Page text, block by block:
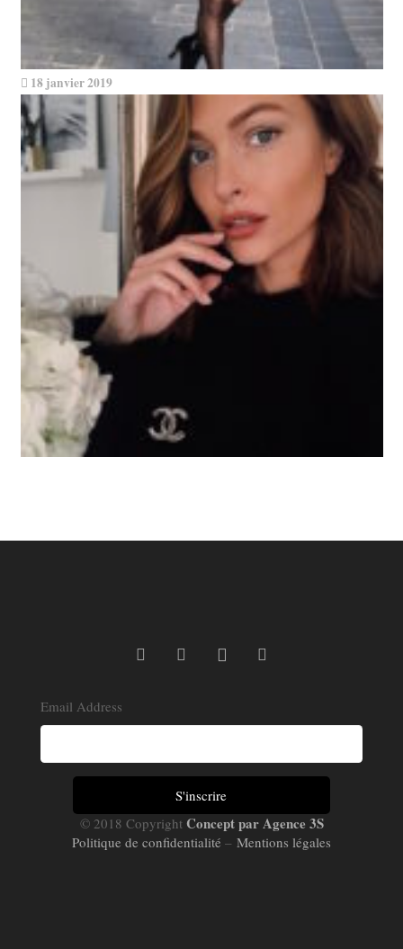
18 janvier 2019
Email Address
© 2018 Copyright Concept par Agence 3S
Politique de confidentialité – Mentions légales